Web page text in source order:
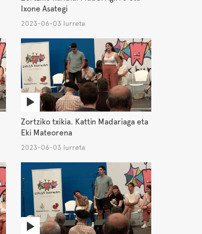
Ixone Asategi
2023-06-03 Iurreta
Zortziko txikia. Kattin Madariaga eta
Eki Mateorena
2023-06-03 Iurreta